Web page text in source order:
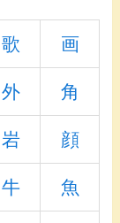
歌 画
外 角
岩 顔
牛 魚